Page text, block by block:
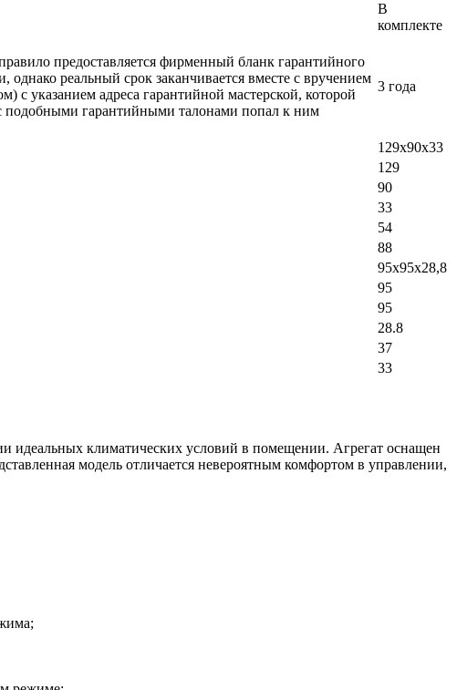
В
комплекте
предоставляется фирменный бланк гарантийного
реальный срок заканчивается вместе с вручением
с указанием адреса гарантийной мастерской, которой
с подобными гарантийными талонами попал к ним
3 года
129х90х33
129
90
33
54
88
95х95х28,8
95
95
28.8
37
33
климатических условий в помещении. Агрегат оснащен
модель отличается невероятным комфортом в управлении,